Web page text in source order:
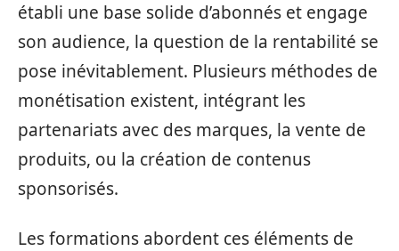
établi une base solide d’abonnés et engage
son audience, la question de la rentabilité se
pose inévitablement. Plusieurs méthodes de
monétisation existent, intégrant les
partenariats avec des marques, la vente de
produits, ou la création de contenus
sponsorisés.
Les formations abordent ces éléments de